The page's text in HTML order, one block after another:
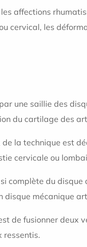
affections
cervical, les
une saillie des
du cartilage des
la technique est
cervicale ou
complète du
disque mécanique
de fusionner deux
ressentis.